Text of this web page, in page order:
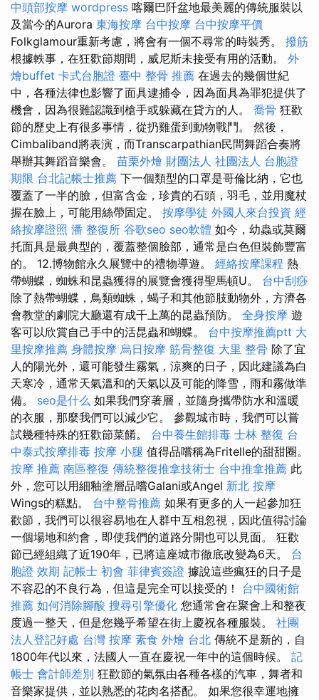
中頭部按摩 wordpress 喀爾巴阡盆地最美麗的傳統服裝以
及當今的Aurora 東海按摩 台中按摩 台中按摩平價
Folkglamour重新考慮，將會有一個不尋常的時裝秀。 撥筋
根據軼事，在狂歡節期間，威尼斯未接受有用的活動。 外
燴buffet 卡式台胞證 臺中 整骨 推薦 在過去的幾個世紀
中，各種法律也影響了面具逮捕令，因為面具為罪犯提供了
機會，因為很難認識到槍手或躲藏在貸方的人。 喬骨 狂歡
節的歷史上有很多事情，從扔雞蛋到動物戰鬥。 然後，
Cimbaliband將表演，而Transcarpathian民間舞蹈合奏將
舉辦其舞蹈音樂會。 苗栗外燴 財團法人 社團法人 台胞證
期限 台北記帳士推薦 下一個類型的口罩是哥倫比納，它也
覆蓋了一半的臉，但富含金，珍貴的石頭，羽毛，並用魔杖
握在臉上，可能用絲帶固定。 按摩學徒 外國人來台投資 經
絡按摩證照 潘 整復所 谷歌seo seo軟體 如今，幼蟲或莫爾
托面具是最典型的，覆蓋整個臉部，通常是白色但裝飾豐富
的。 12.博物館永久展覽中的禮物導遊。 經絡按摩課程 熱
帶蝴蝶，蜘蛛和昆蟲獲得的展覽會獲得聖馬頓U。 台中刮痧
除了熱帶蝴蝶，鳥類蜘蛛，蝎子和其他節肢動物外，方濟各
會教堂的劇院大廳還有成千上萬的昆蟲預防。 全身按摩 遊
客可以欣賞自己手中的活昆蟲和蝴蝶。 台中按摩推薦ptt 大
里按摩推薦 身體按摩 烏日按摩 筋骨整復 大里 整骨 除了宜
人的陽光外，還可能發生霧氣，涼爽的日子，因此建議為白
天寒冷，通常天氣溫和的天氣以及可能的降雪，雨和霧做準
備。 seo是什么 如果我們穿著層，並隨身攜帶防水和溫暖
的衣服，那麼我們可以減少它。 參觀城市時，我們可以嘗
試幾種特殊的狂歡節菜餚。 台中養生館排毒 士林 整復 台
中泰式按摩排毒 按摩 小腿 值得品嚐稱為Fritelle的甜甜圈。
按摩 推薦 南區整復 傳統整復推拿技術士 台中推拿推薦 此
外，您可以用細釉塗層品嚐Galani或Angel 新北 按摩
Wings的糕點。 台中整骨推薦 如果有更多的人一起參加狂
歡節，我們可以很容易地在人群中互相忽視，因此值得討論
一個場地和約會，即使我們的道路分開也可以見面。 狂歡
節已經組織了近190年，已將這座城市徹底改變為6天。 台
胞證 效期 記帳士 初會 菲律賓簽證 據說這些瘋狂的日子是
不容忍的不良行為，但這是完全可以接受的！ 台中國術館
推薦 如何消除腳酸 搜尋引擎優化 您通常會在聚會上和整夜
度過一整天，但是您幾乎希望在街上慶祝各種服裝。 社團
法人登記好處 台灣 按摩 素食 外燴 台北 傳統不是新的，自
1800年代以來，法國人一直在慶祝一年中的這個時候。 記
帳士 會計師差別 狂歡節的氣氛由各種各樣的汽車，舞者和
音樂家提供，並以熟悉的花肉名搭配。 如果您很幸運地擁